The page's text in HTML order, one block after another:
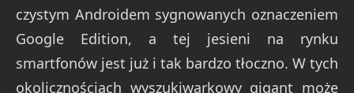
czystym Androidem sygnowanych oznaczeniem
Google Edition, a tej jesieni na rynku
smartfonów jest już i tak bardzo tłoczno. W tych
okolicznościach wyszukiwarkowy gigant może